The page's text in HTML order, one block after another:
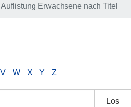
Auflistung Erwachsene nach Titel
V W X Y Z
Los